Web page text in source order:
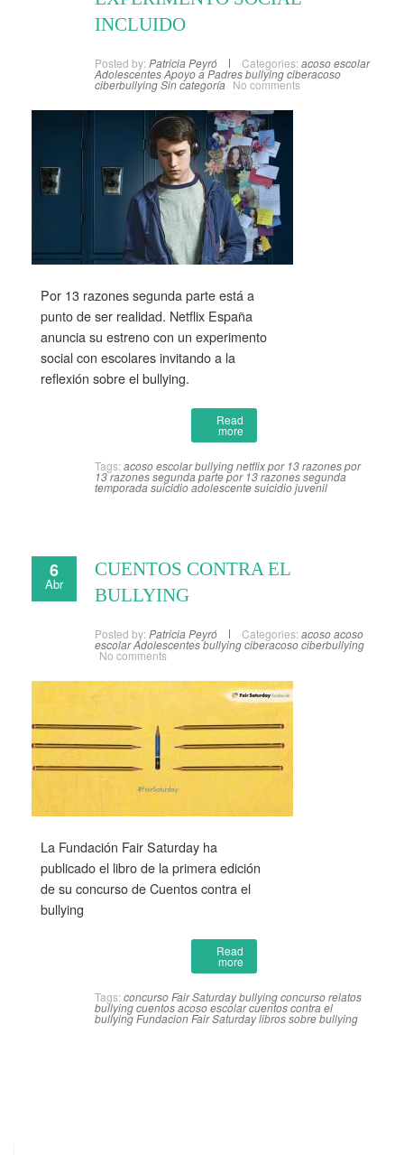
INCLUIDO
Posted by: Patricia Peyró Categories: acoso escolar
AdolescentesApoyo a Padresbullyingciberacoso
ciberbullyingSin categoría No comments
Por 13 razones segunda parte está a
punto de ser realidad. Netflix España
anuncia su estreno con un experimento
social con escolares invitando a la
reflexión sobre el bullying.
Read
more
Tags: acoso escolarbullyingnetflixpor 13 razonespor
13 razones segunda partepor 13 razones segunda
temporada suicidio adolescentesuicidio juvenil
6
Abr
CUENTOS CONTRA EL
BULLYING
Posted by: Patricia Peyró Categories: acosoacoso
escolarAdolescentesbullyingciberacosociberbullying
No comments
La Fundación Fair Saturday ha
publicado el libro de la primera edición
de su concurso de Cuentos contra el
bullying
Read
more
Tags: concurso Fair Saturday bullyingconcurso relatos
bullyingcuentos acoso escolarcuentos contra el
bullyingFundacion Fair Saturdaylibros sobre bullying